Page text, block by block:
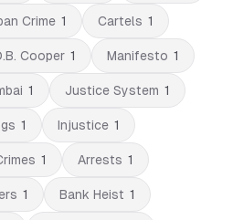
Crime 1 Cartels 1
Cooper 1 Manifesto 1
1 Justice System 1
1 Injustice 1
1 Arrests 1
1 Bank Heist 1